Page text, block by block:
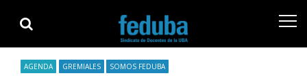
navigation
content
AGENDA GREMIALES SOMOS FEDUBA